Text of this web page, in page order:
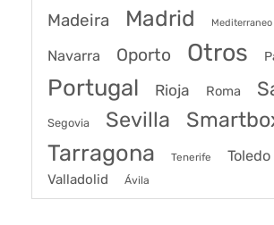
Madeira Madrid Mediterraneo
Navarra Oporto Otros
Portugal Rioja Roma
Segovia Sevilla
Tarragona Tenerife Toledo
Valladolid Ávila